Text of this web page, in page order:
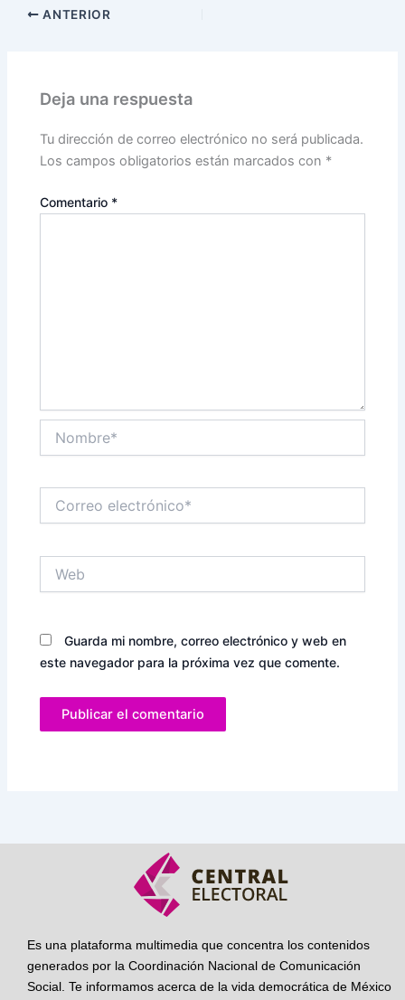
ANTERIOR
Deja una respuesta
Tu dirección de correo electrónico no será publicada.
Los campos obligatorios están marcados con *
Comentario *
electrónico*
Guarda mi nombre, correo electrónico y web en
este navegador para la próxima vez que comente.
Es una plataforma multimedia que concentra los contenidos
generados por la Coordinación Nacional de Comunicación
Social. Te informamos acerca de la vida democrática de México